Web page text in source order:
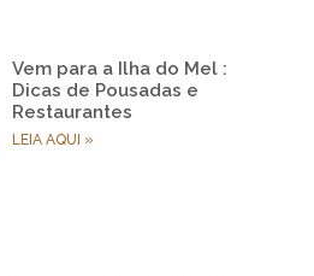
Vem para a Ilha do Mel :
Dicas de Pousadas e
Restaurantes
LEIA AQUI »